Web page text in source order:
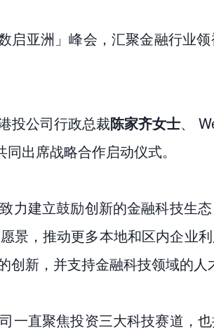
启亚洲」峰会，汇聚金融行业
投公司行政总裁陈家齐女士、
同出席战略合作启动仪式。
力建立鼓励创新的金融科技生
景，推动更多本地和区内企业
新，并支持金融科技领域的人
一直聚焦投资三大科技赛道，